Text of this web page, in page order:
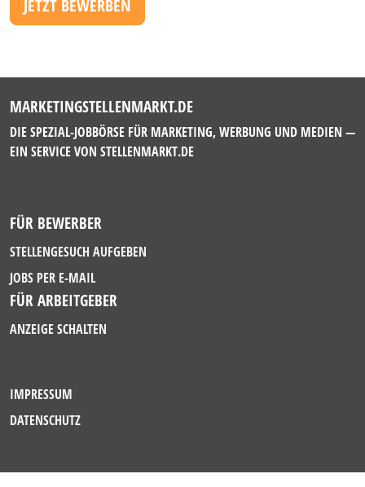
JETZT BEWERBEN
MARKETINGSTELLENMARKT.DE
DIE SPEZIAL-JOBBÖRSE FÜR MARKETING, WERBUNG UND MEDIEN —
EIN SERVICE VON STELLENMARKT.DE
FÜR BEWERBER
STELLENGESUCH AUFGEBEN
JOBS PER E-MAIL
FÜR ARBEITGEBER
ANZEIGE SCHALTEN
IMPRESSUM
DATENSCHUTZ